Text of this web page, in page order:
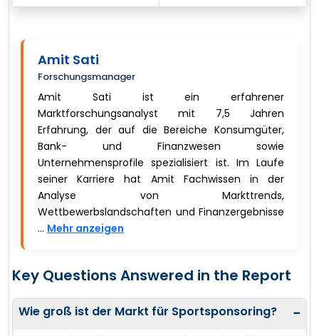
Amit Sati
Forschungsmanager
Amit Sati ist ein erfahrener
Marktforschungsanalyst mit 7,5 Jahren
Erfahrung, der auf die Bereiche Konsumgüter,
Bank- und Finanzwesen sowie
Unternehmensprofile spezialisiert ist. Im Laufe
seiner Karriere hat Amit Fachwissen in der
Analyse von Markttrends,
Wettbewerbslandschaften und Finanzergebnisse
... Mehr anzeigen
Key Questions Answered in the Report
Wie groß ist der Markt für Sportsponsoring? −